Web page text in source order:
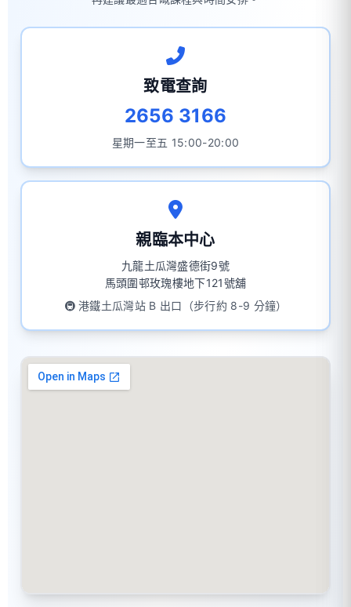
致電查詢
2656 3166
星期一至五 15:00-20:00
親臨本中心
九龍土瓜灣盛德街9號
馬頭圍邨玫瑰樓地下121號舖
🚇 港鐵土瓜灣站 B 出口（步行約 8-9 分鐘）